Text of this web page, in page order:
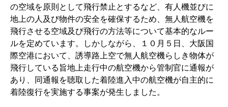
の空域を原則として飛行禁止とするなど、有人機並びに
地上の人及び物件の安全を確保するため、無人航空機を
飛行させる空域及び飛行の方法等について基本的なルー
ルを定めています。しかしながら、１０月５日、大阪国
際空港において、誘導路上空で無人航空機らしき物体が
飛行している旨地上走行中の航空機から管制官に通報が
あり、同通報を聴取した着陸進入中の航空機が自主的に
着陸復行を実施する事案が発生しました。